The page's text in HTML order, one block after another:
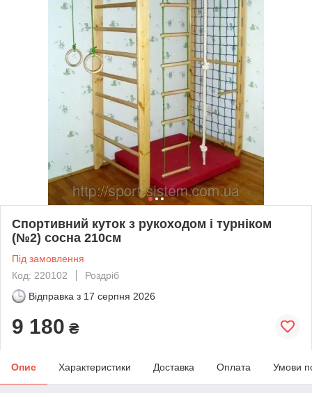
Спортивний куток з рукоходом і турніком
(№2) сосна 210см
Під замовлення
Код: 220102
Роздріб
Відправка з 17 серпня 2026
9 180 ₴
Опис Характеристики Доставка Оплата Умови